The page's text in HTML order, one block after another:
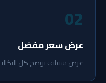
02
عرض سعر مفصّل
عرض شفاف يوضح كل